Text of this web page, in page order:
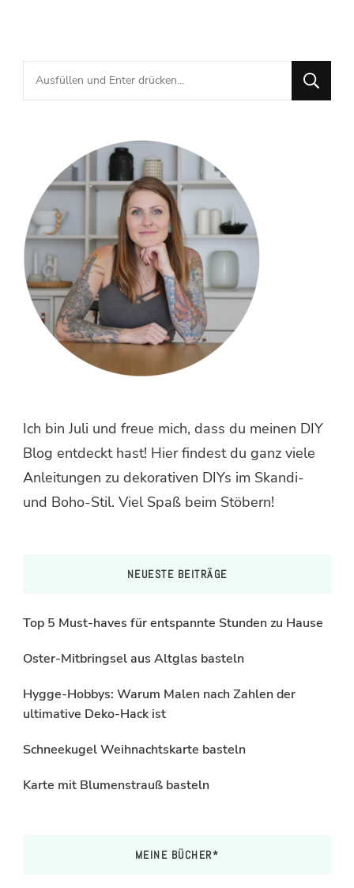
Suchst
du
Ich bin Juli und freue mich, dass du meinen DIY
Blog entdeckt hast! Hier findest du ganz viele
Anleitungen zu dekorativen DIYs im Skandi-
und Boho-Stil. Viel Spaß beim Stöbern!
NEUESTE BEITRÄGE
Top 5 Must-haves für entspannte Stunden zu Hause
Oster-Mitbringsel aus Altglas basteln
Hygge-Hobbys: Warum Malen nach Zahlen der
ultimative Deko-Hack ist
Schneekugel Weihnachtskarte basteln
Karte mit Blumenstrauß basteln
MEINE BÜCHER*